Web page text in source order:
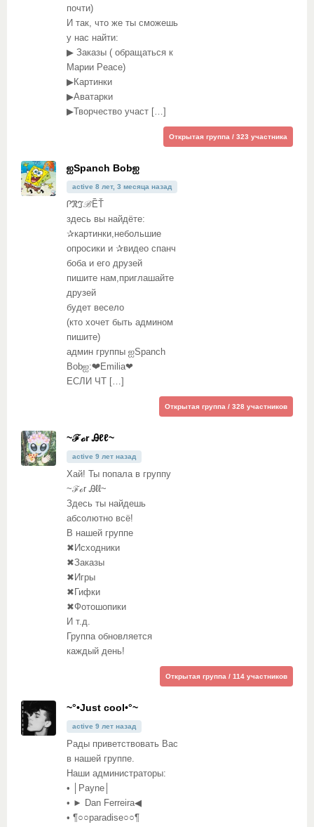
почти)
И так, что же ты сможешь
у нас найти:
▶ Заказы ( обращаться к
Марии Peace)
▶Картинки
▶Аватарки
▶Творчество участ […]
Открытая группа / 323 участника
ஐSpanch Bobஐ
active 8 лет, 3 месяца назад
ᎵℜℑℬỀŤ
здесь вы найдёте:
✰картинки,небольшие
опросики и ✰видео спанч
боба и его друзей
пишите нам,приглашайте
друзей
будет весело
(кто хочет быть админом
пишите)
админ группы ஐSpanch
Bobஐ:❤Emilia❤
ЕСЛИ ЧТ […]
Открытая группа / 328 участников
~ℱℴr Ꭿℓℓ~
active 9 лет назад
Хай! Ты попала в группу
~ℱℴr Ꭿℓℓ~
Здесь ты найдешь
абсолютно всё!
В нашей группе
✖Исходники
✖Заказы
✖Игры
✖Гифки
✖Фотошопики
И т.д.
Группа обновляется
каждый день!
Открытая группа / 114 участников
~°•Just cool•°~
active 9 лет назад
Рады приветствовать Вас
в нашей группе.
Наши администраторы:
• │Payne│
• ► Dan Ferreira◀
• ¶○○paradise○○¶